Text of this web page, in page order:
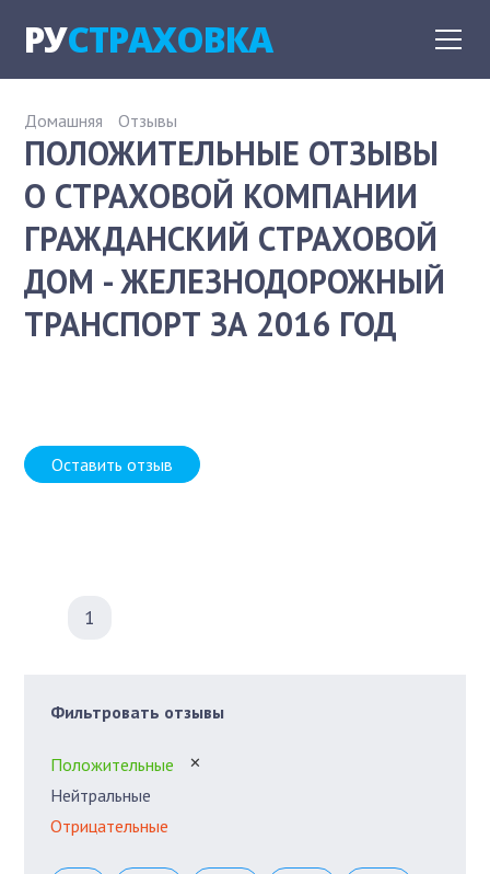
РУСТРАХОВКА
Домашняя Отзывы
ПОЛОЖИТЕЛЬНЫЕ ОТЗЫВЫ
О СТРАХОВОЙ КОМПАНИИ
ГРАЖДАНСКИЙ СТРАХОВОЙ
ДОМ - ЖЕЛЕЗНОДОРОЖНЫЙ
ТРАНСПОРТ ЗА 2016 ГОД
Оставить отзыв
1
Фильтровать отзывы
Положительные ✕
Нейтральные
Отрицательные